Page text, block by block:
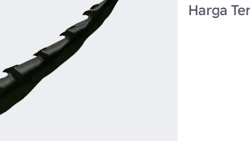
Harga